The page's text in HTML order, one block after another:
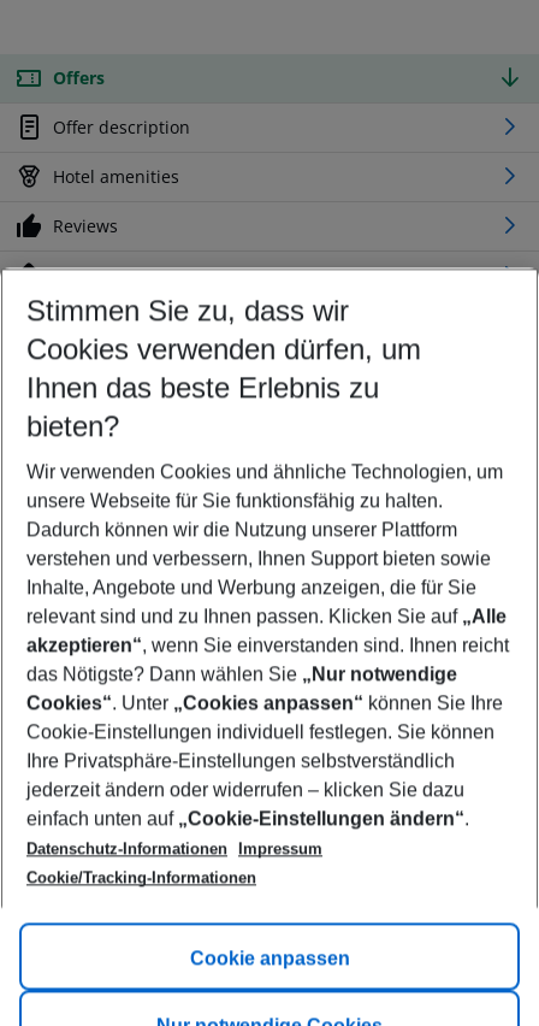
Offers
Offer description
Hotel amenities
Reviews
Location
Customize your offer
Find the perfect deal which suits your best
Your departure airport
Any airport
Select your date range
08/08/26–06/08/27 5-8 nights
Who will travel
2 adults No children
Show more filter
Footer
Footer navigation
Title A
Link A
Stimmen Sie zu, dass wir
Cookies verwenden dürfen, um
Ihnen das beste Erlebnis zu
bieten?
Wir verwenden Cookies und ähnliche Technologien, um
unsere Webseite für Sie funktionsfähig zu halten.
Dadurch können wir die Nutzung unserer Plattform
verstehen und verbessern, Ihnen Support bieten sowie
Inhalte, Angebote und Werbung anzeigen, die für Sie
relevant sind und zu Ihnen passen. Klicken Sie auf „Alle
akzeptieren“, wenn Sie einverstanden sind. Ihnen reicht
das Nötigste? Dann wählen Sie „Nur notwendige
Cookies“. Unter „Cookies anpassen“ können Sie Ihre
Cookie-Einstellungen individuell festlegen. Sie können
Ihre Privatsphäre-Einstellungen selbstverständlich
jederzeit ändern oder widerrufen – klicken Sie dazu
einfach unten auf „Cookie-Einstellungen ändern“.
Datenschutz-Informationen
Impressum
Cookie/Tracking-Informationen
Cookie anpassen